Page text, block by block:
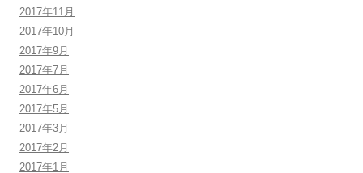
2017年11月
2017年10月
2017年9月
2017年7月
2017年6月
2017年5月
2017年3月
2017年2月
2017年1月